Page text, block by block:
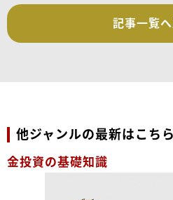
記事一覧
他ジャンルの最新はこちら
金投資の基礎知識